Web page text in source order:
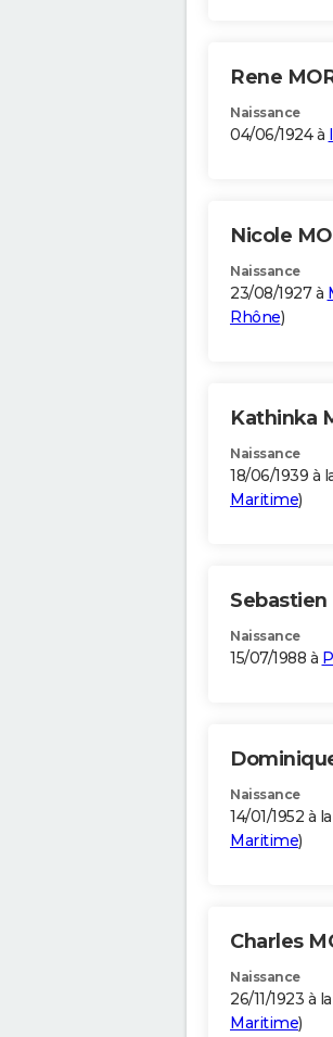
Rene
Naissance
04/06/1924 à
Nicole
Naissance
23/08/1927 à
Rhône)
Kathinka
Naissance
18/06/1939 à
Maritime)
Sebastien
Naissance
15/07/1988 à
Naissance
14/01/1952 à la
Maritime)
Charles
Naissance
26/11/1923 à la
Maritime)